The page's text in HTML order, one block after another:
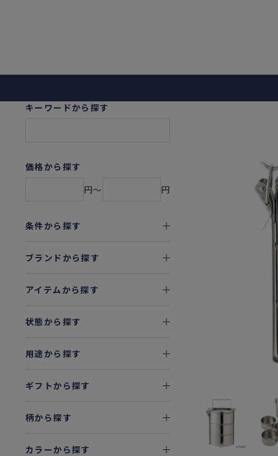
キーワードから探す
価格から探す
円〜
円
条件から探す
ブランドから探す
アイテムから探す
状態から探す
用途から探す
ギフトから探す
柄から探す
カラーから探す